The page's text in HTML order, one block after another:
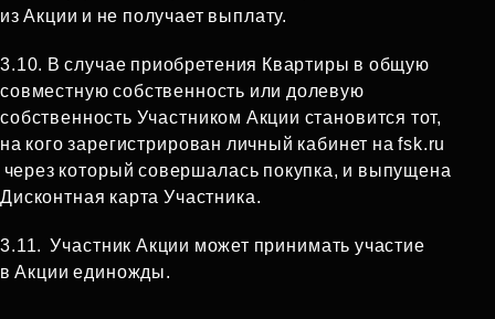
из Акции и не получает выплату.
3.10. В случае приобретения Квартиры в общую
совместную собственность или долевую
собственность Участником Акции становится тот,
на кого зарегистрирован личный кабинет на fsk.ru
через который совершалась покупка, и выпущена
Дисконтная карта Участника.
3.11. Участник Акции может принимать участие
в Акции единожды.